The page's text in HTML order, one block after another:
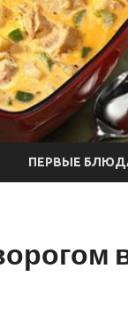
ПЕРВЫЕ